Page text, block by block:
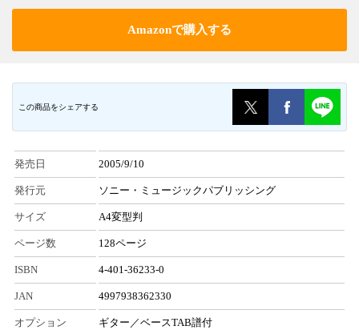
Amazonで購入する
この商品をシェアする
発売日 2005/9/10
発行元 ソニー・ミュージックパブリッシング
サイズ A4変型判
ページ数 128ページ
ISBN 4-401-36233-0
JAN 4997938362330
オプション ギター／ベースTAB譜付